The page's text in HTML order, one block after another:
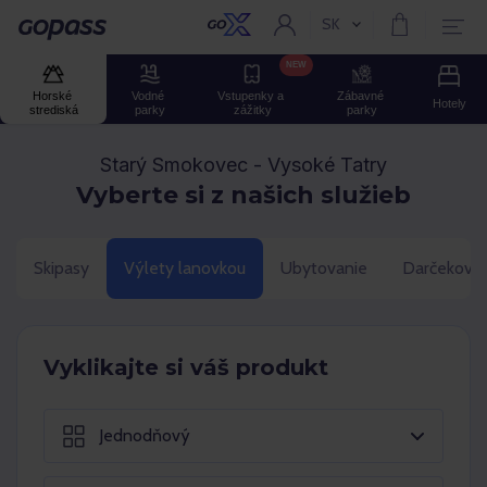
Gopass Aktuální jazyk:
SK
Horské
strediská
Vodné
parky
Vstupenky a
zážitky
NEW
Zábavné
parky
Hotely
Starý Smokovec - Vysoké Tatry
Vyberte si z našich služieb
Skipasy Výlety lanovkou Ubytovanie
Vyklikajte si váš produkt
Jednodňový